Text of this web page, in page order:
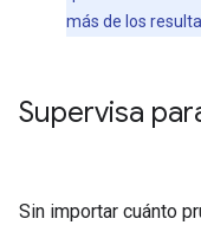
más de los
Supervisa
Sin importar cuánto